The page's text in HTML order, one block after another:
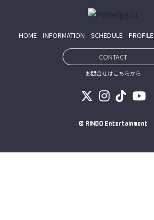
HOME INFORMATION SCHEDULE PROFILE
CONTACT
お問合せはこちらから
© RINDO Entertainment